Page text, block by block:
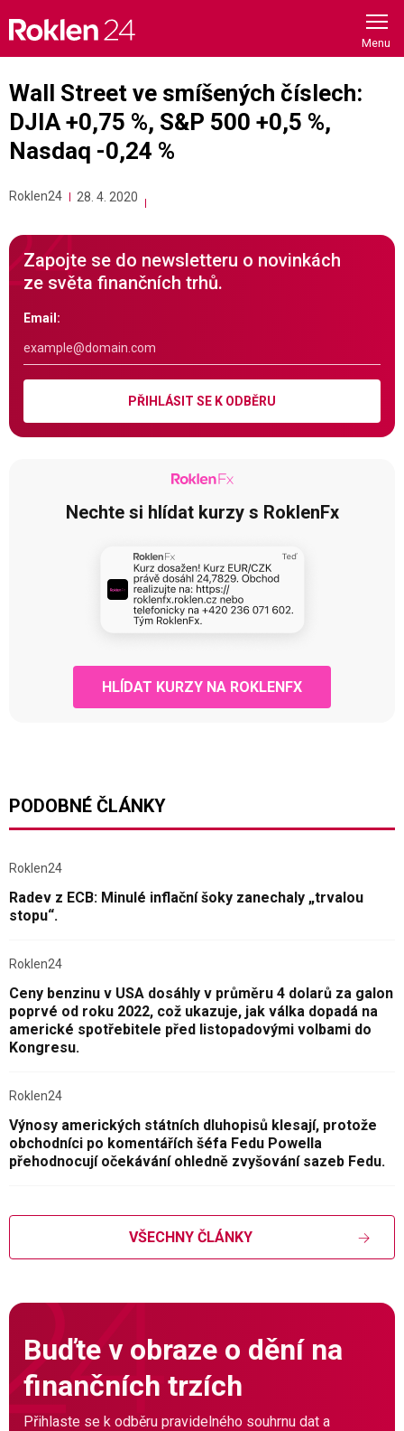
content
Wall Street ve smíšených číslech:
DJIA +0,75 %, S&P 500 +0,5 %,
Nasdaq -0,24 %
Roklen24 28. 4. 2020
Zapojte se do newsletteru o novinkách
ze světa finančních trhů.
Email:
PŘIHLÁSIT SE K ODBĚRU
Nechte si hlídat kurzy s RoklenFx
HLÍDAT KURZY NA ROKLENFX
PODOBNÉ ČLÁNKY
Roklen24
Radev z ECB: Minulé inflační šoky zanechaly „trvalou
stopu“.
Roklen24
Ceny benzinu v USA dosáhly v průměru 4 dolarů za galon
poprvé od roku 2022, což ukazuje, jak válka dopadá na
americké spotřebitele před listopadovými volbami do
Kongresu.
Roklen24
Výnosy amerických státních dluhopisů klesají, protože
obchodníci po komentářích šéfa Fedu Powella
přehodnocují očekávání ohledně zvyšování sazeb Fedu.
VŠECHNY ČLÁNKY
Buďte v obraze o dění na
finančních trzích
Přihlaste se k odběru pravidelného souhrnu dat a